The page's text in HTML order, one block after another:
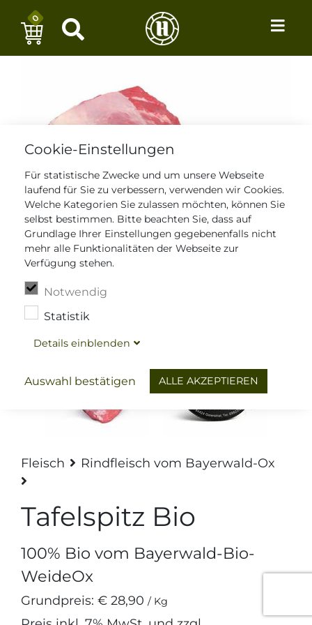
Cookie-Einstellungen
Für statistische Zwecke und um unsere Webseite
laufend für Sie zu verbessern, verwenden wir Cookies.
Welche Kategorien Sie zulassen möchten, können Sie
selbst bestimmen. Bitte beachten Sie, dass auf
Grundlage Ihrer Einstellungen gegebenenfalls nicht
mehr alle Funktionalitäten der Webseite zur
Verfügung stehen.
Notwendig
Statistik
Details einblenden
Auswahl bestätigen ALLE AKZEPTIEREN
0
Fleisch Rindfleisch vom Bayerwald-Ox
Tafelspitz Bio
100% Bio vom Bayerwald-Bio-
WeideOx
Grundpreis: € 28,90 / Kg